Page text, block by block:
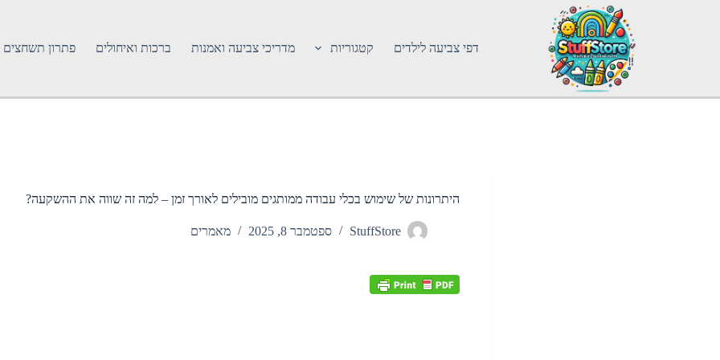
דפי צביעה לילדים קטגוריות מדריכי צביעה ואמנות ברכות ואיחולים פתרון תשחצים
היתרונות של שימוש בכלי עבודה ממותגים מובילים לאורך זמן – למה זה שווה את ההשקעה?
StuffStore ספטמבר 8, 2025 מאמרים